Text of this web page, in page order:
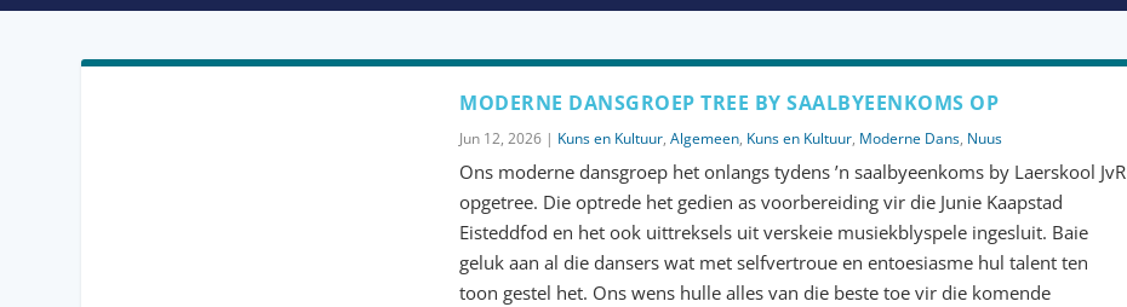
MODERNE DANSGROEP TREE BY SAALBYEENKOMS OP
Jun 12, 2026 | Kuns en Kultuur,Algemeen, Kuns en Kultuur, Moderne Dans, Nuus
Ons moderne dansgroep het onlangs tydens ’n saalbyeenkoms by Laerskool JvR
opgetree. Die optrede het gedien as voorbereiding vir die Junie Kaapstad
Eisteddfod en het ook uittreksels uit verskeie musiekblyspele ingesluit. Baie
geluk aan al die dansers wat met selfvertroue en entoesiasme hul talent ten
toon gestel het. Ons wens hulle alles van die beste toe vir die komende